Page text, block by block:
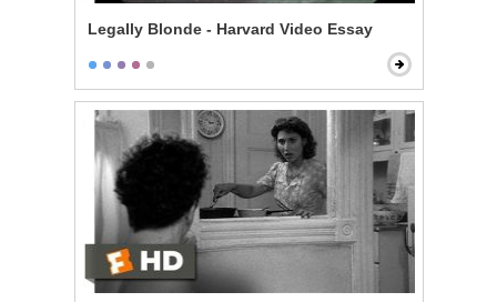
Legally Blonde - Harvard Video Essay